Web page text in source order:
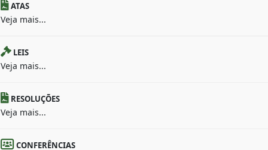
ATAS
Veja mais...
LEIS
Veja mais...
RESOLUÇÕES
Veja mais...
CONFERÊNCIAS